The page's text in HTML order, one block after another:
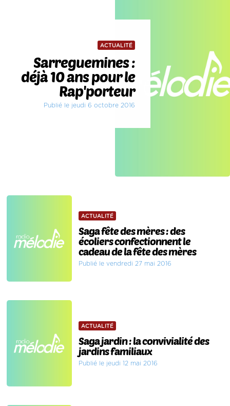
ACTUALITÉ
Sarreguemines :
déjà 10 ans pour le
Rap'porteur
Publié le jeudi 6 octobre 2016
ACTUALITÉ
Saga fête des mères : des
écoliers confectionnent le
cadeau de la fête des mères
Publié le vendredi 27 mai 2016
ACTUALITÉ
Saga jardin : la convivialité des
jardins familiaux
Publié le jeudi 12 mai 2016